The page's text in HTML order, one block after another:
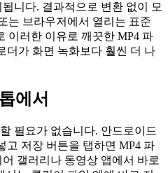
니다. 결과적으로 변환 없이 모
는 브라우저에서 열리는 표준
이러한 이유로 깨끗한 MP4 파
더가 화면 녹화보다 훨씬 더 나
에서
필요가 없습니다. 안드로이드
고 저장 버튼을 탭하면 MP4 파
갤러리나 동영상 앱에서 바로